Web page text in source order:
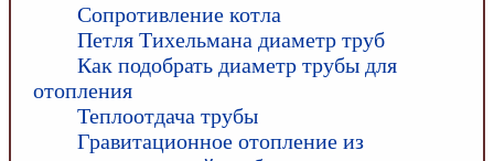
Сопротивление котла
Петля Тихельмана диаметр труб
Как подобрать диаметр трубы для
отопления
Теплоотдача трубы
Гравитационное отопление из